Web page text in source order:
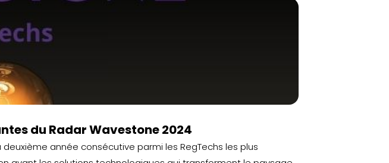
du Radar Wavestone 2024
année consécutive parmi les RegTechs les plus